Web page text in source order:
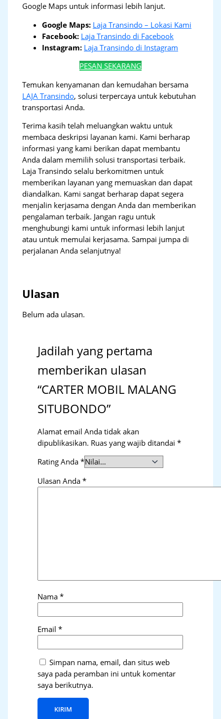
Google Maps untuk informasi lebih lanjut.
Google Maps: Laja Transindo – Lokasi Kami
Facebook: Laja Transindo di Facebook
Instagram: Laja Transindo di Instagram
PESAN SEKARANG
Temukan kenyamanan dan kemudahan bersama
LAJA Transindo, solusi terpercaya untuk kebutuhan
transportasi Anda.
Terima kasih telah meluangkan waktu untuk
membaca deskripsi layanan kami. Kami berharap
informasi yang kami berikan dapat membantu
Anda dalam memilih solusi transportasi terbaik.
Laja Transindo selalu berkomitmen untuk
memberikan layanan yang memuaskan dan dapat
diandalkan. Kami sangat berharap dapat segera
menjalin kerjasama dengan Anda dan memberikan
pengalaman terbaik. Jangan ragu untuk
menghubungi kami untuk informasi lebih lanjut
atau untuk memulai kerjasama. Sampai jumpa di
perjalanan Anda selanjutnya!
Ulasan
Belum ada ulasan.
Jadilah yang pertama
memberikan ulasan
“CARTER MOBIL MALANG
SITUBONDO”
Alamat email Anda tidak akan
dipublikasikan. Ruas yang wajib ditandai*
Rating Anda*
Ulasan Anda*
Nama*
Email*
Simpan nama, email, dan situs web
saya pada peramban ini untuk komentar
saya berikutnya.